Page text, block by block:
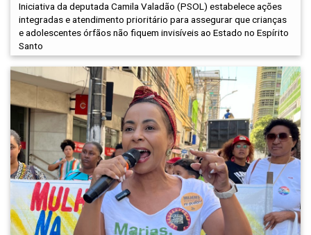
Iniciativa da deputada Camila Valadão (PSOL) estabelece ações
integradas e atendimento prioritário para assegurar que crianças
e adolescentes órfãos não fiquem invisíveis ao Estado no Espírito
Santo